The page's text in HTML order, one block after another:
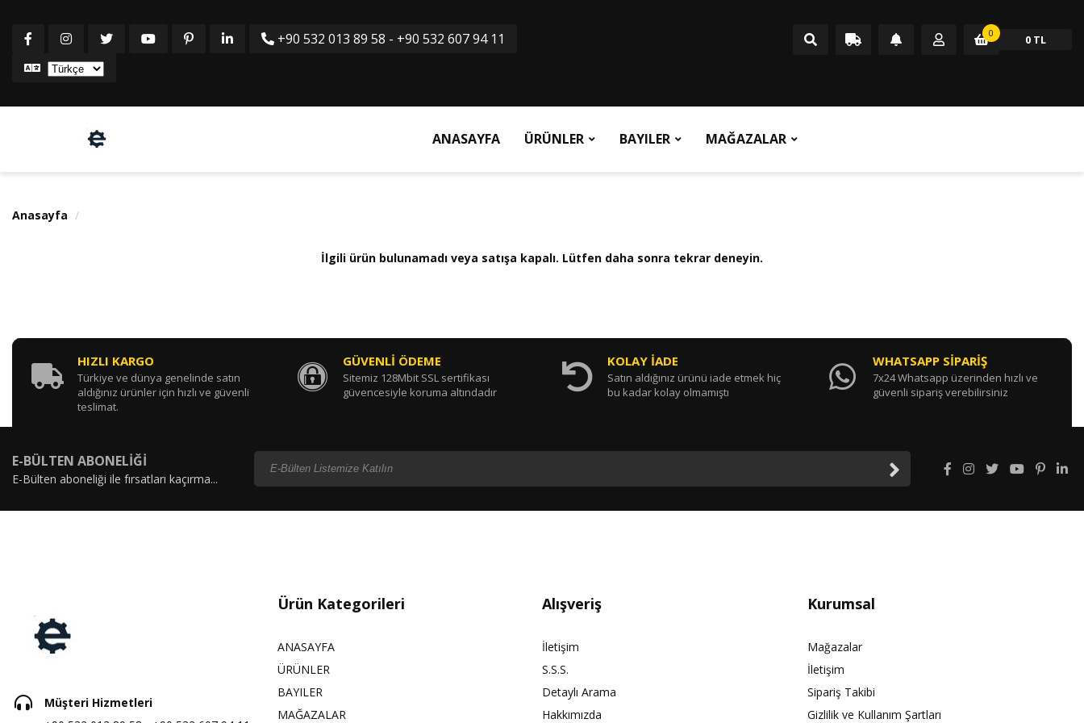
+90 532 013 89 58 - +90 532 607 94 11 0 0 TL
ANASAYFA ÜRÜNLER BAYILER MAĞAZALAR
Anasayfa
İlgili ürün bulunamadı veya satışa kapalı. Lütfen daha sonra tekrar deneyin.
HIZLI KARGO
Türkiye ve dünya genelinde satın
aldığınız ürünler için hızlı ve güvenli
teslimat.
GÜVENLİ ÖDEME
Sitemiz 128Mbit SSL sertifikası
güvencesiyle koruma altındadır
KOLAY İADE
Satın aldığınız ürünü iade etmek hiç
bu kadar kolay olmamıştı
WHATSAPP SİPARİŞ
7x24 Whatsapp üzerinden hızlı ve
güvenli sipariş verebilirsiniz
E-BÜLTEN ABONELİĞİ
E-Bülten aboneliği ile fırsatları kaçırma...
Müşteri Hizmetleri
Ürün Kategorileri
ANASAYFA
ÜRÜNLER
BAYILER
MAĞAZALAR
Alışveriş
İletişim
S.S.S.
Detaylı Arama
Hakkımızda
Kurumsal
Mağazalar
İletişim
Sipariş Takibi
Gizlilik ve Kullanım Şartları